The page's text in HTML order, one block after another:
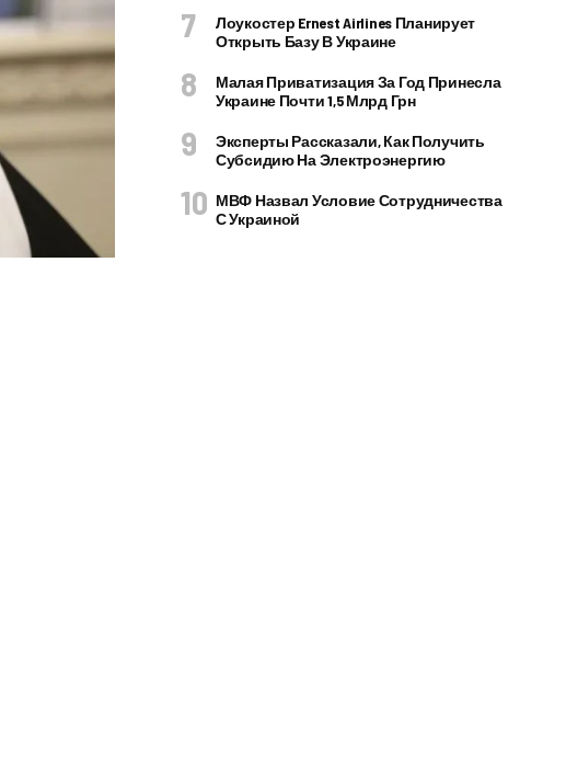
Лоукостер Ernest Airlines Планирует
Открыть Базу В Украине
Малая Приватизация За Год Принесла
Украине Почти 1,5 Млрд Грн
Эксперты Рассказали, Как Получить
Субсидию На Электроэнергию
МВФ Назвал Условие Сотрудничества
С Украиной